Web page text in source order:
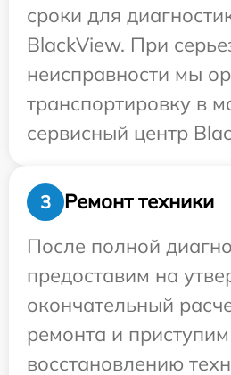
сроки для
BlackView. При
неисправности мы
транспортировку в
сервисный центр
3
Ремонт техники
После полной
предоставим на
окончательный
ремонта и
восстановлению